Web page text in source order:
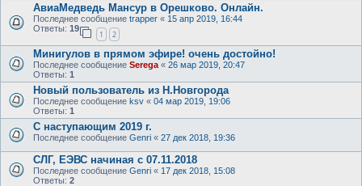
АвиаМедведь Мансур в Орешково. Онлайн.
Последнее сообщение trapper « 15 апр 2019, 16:44
Ответы: 19
1 2
Минигулов в прямом эфире! очень достойно!
Последнее сообщение Serega « 26 мар 2019, 20:47
Ответы: 1
Новый пользователь из Н.Новгорода
Последнее сообщение ksv « 04 мар 2019, 19:06
Ответы: 1
С наступающим 2019 г.
Последнее сообщение Genri « 27 дек 2018, 19:36
СЛГ, ЕЭВС начиная с 07.11.2018
Последнее сообщение Genri « 17 дек 2018, 15:08
Ответы: 2